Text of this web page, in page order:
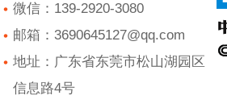
微信：139-2920-3080
邮箱：3690645127@qq.com
地址：广东省东莞市松山湖园区
信息路4号